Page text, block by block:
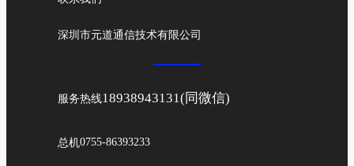
深圳市元道通信技术有限公司
服务热线18938943131(同微信)
总机0755-86393233